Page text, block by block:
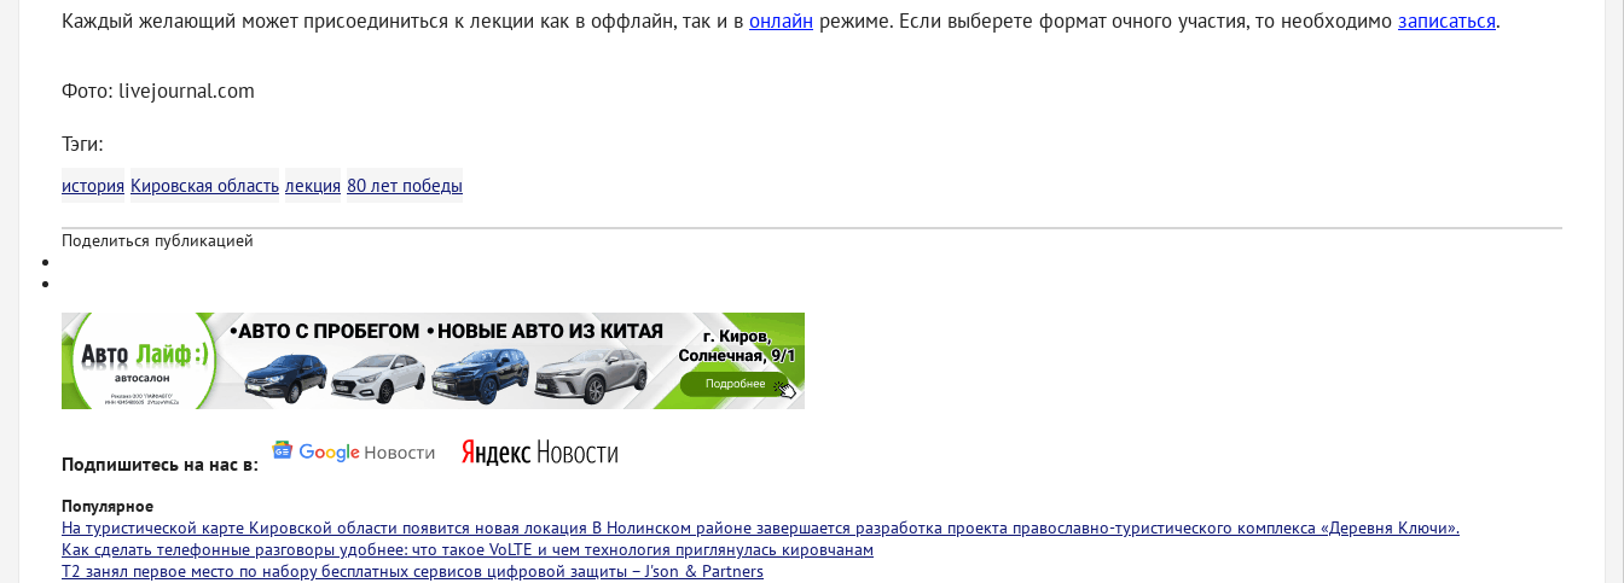
Каждый желающий может присоединиться к лекции как в оффлайн, так и в онлайн режиме. Если выберете формат очного участия, то необходимо записаться.
Фото: livejournal.com
Тэги:
история Кировская область лекция 80 лет победы
Поделиться публикацией
Подпишитесь на нас в:
Популярное
На туристической карте Кировской области появится новая локация В Нолинском районе завершается разработка проекта православно-туристического комплекса «Деревня Ключи».
Как сделать телефонные разговоры удобнее: что такое VoLTE и чем технология приглянулась кировчанам
Т2 занял первое место по набору бесплатных сервисов цифровой защиты – J'son & Partners